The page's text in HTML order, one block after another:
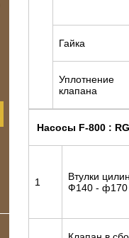
Гайка
Уплотнение
клапана
Насосы F-800 :
1
Втулки
Ф140 - ф170